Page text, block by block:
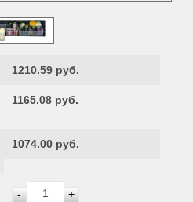
1210.59 руб.
1165.08 руб.
1074.00 руб.
- +